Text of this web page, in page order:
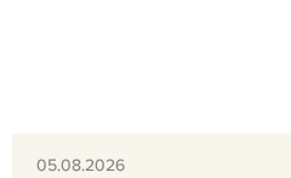
05.08.2026